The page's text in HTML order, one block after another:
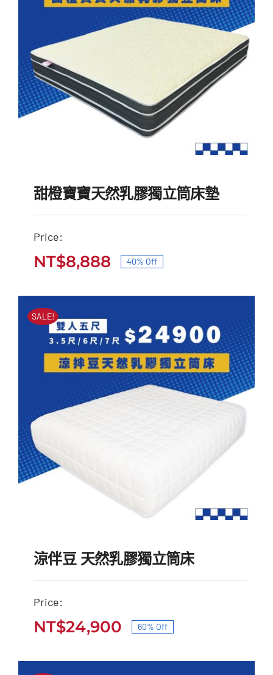
甜橙寶寶天然乳膠獨立筒
價
格：
NT$14,900。
價
格：
NT$8,888。
甜橙寶寶天然乳膠獨立筒床墊
Price:
原
始
格：
NT$14,900。
NT$8,888
目
前
格：
NT$8,888。
40% Off
SALE!
涼伴豆 天然乳膠獨立筒床
NT$62,000 NT$24,900
涼伴豆 天然乳膠獨立筒床
Price:
原
始
NT$24,900
目
前
60% Off